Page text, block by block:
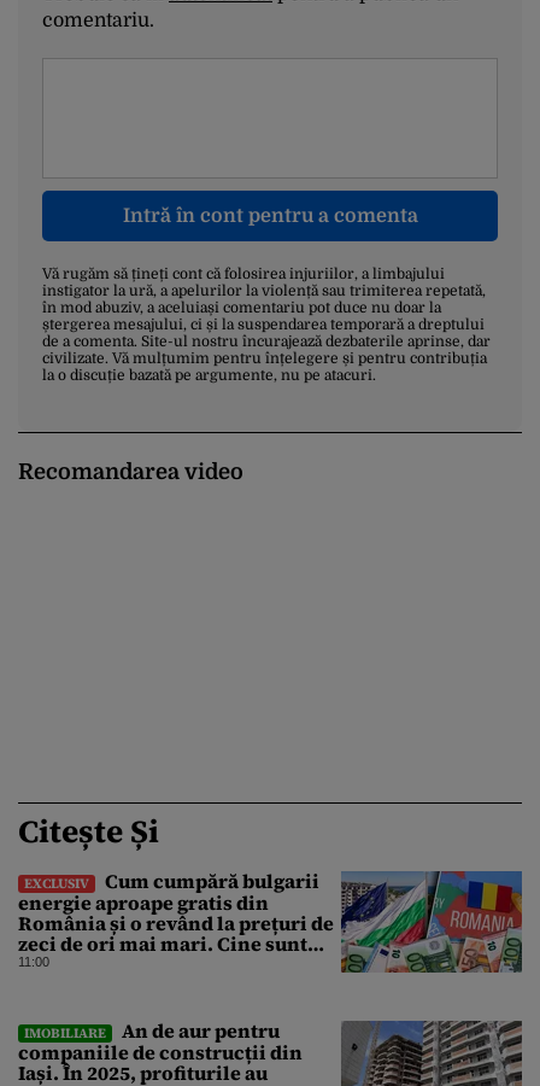
comentariu.
Intră în cont pentru a comenta
Vă rugăm să țineți cont că folosirea injuriilor, a limbajului
instigator la ură, a apelurilor la violență sau trimiterea repetată,
în mod abuziv, a aceluiași comentariu pot duce nu doar la
ștergerea mesajului, ci și la suspendarea temporară a dreptului
de a comenta. Site-ul nostru încurajează dezbaterile aprinse, dar
civilizate. Vă mulțumim pentru înțelegere și pentru contribuția
la o discuție bazată pe argumente, nu pe atacuri.
Recomandarea video
Citește Și
EXCLUSIV
Cum cumpără bulgarii
energie aproape gratis din
România și o revând la prețuri de
zeci de ori mai mari. Cine sunt
noii „băieți deștepți” din energie
11:00
IMOBILIARE
An de aur pentru
companiile de construcții din
Iași. În 2025, profiturile au